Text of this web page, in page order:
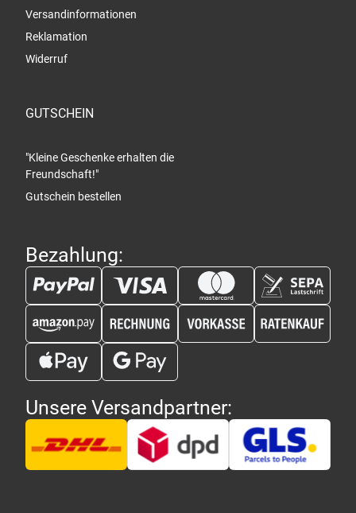
Versandinformationen
Reklamation
Widerruf
GUTSCHEIN
"Kleine Geschenke erhalten die
Freundschaft!"
Gutschein bestellen
Bezahlung:
Unsere Versandpartner: